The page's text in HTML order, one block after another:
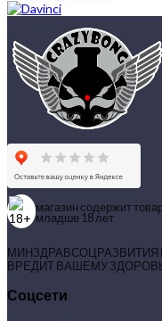
магазин содержит
младше 18 лет
МИНЗДРАВСОЦРАЗВИТИЯ
ВРЕДИТ ВАШЕМУ
Соцсети